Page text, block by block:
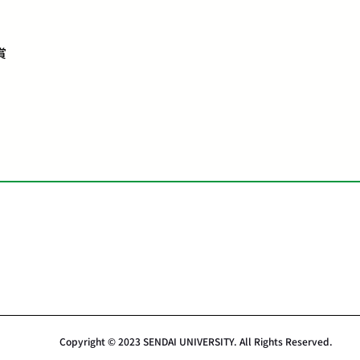
Copyright © 2023 SENDAI UNIVERSITY. All Rights Reserved.